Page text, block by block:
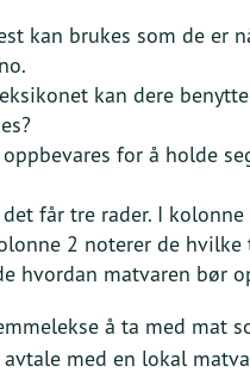
med familie, venner
kan brukes som de er
kan dere
for å holde
får tre rader. I
2 noterer de hvilke
hvordan matvaren bør
å ta med mat
med en lokal